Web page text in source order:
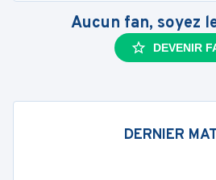
Aucun fan, soyez
DEVENIR
DERNIER